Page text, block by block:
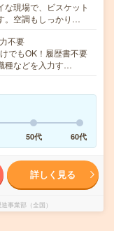
な現場で、ビスケット
。空調もしっかり…
不要
でもOK！履歴書不要
種などを入力す…
50代 60代
詳しく見る
事業部（全国）